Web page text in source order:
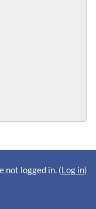
not logged in. (Log in)